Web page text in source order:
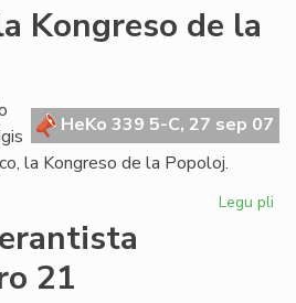
Kongreso de la
HeKo 339 5-C, 27 sep 07
la Kongreso de la Popoloj.
Legu pli
21